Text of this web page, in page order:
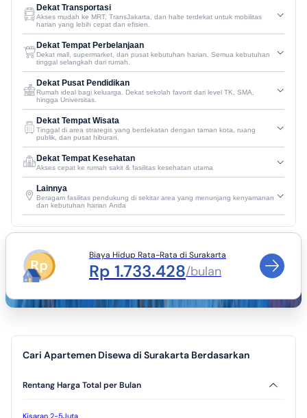
Dekat Transportasi
Akses mudah ke MRT, TransJakarta, dan halte terdekat untuk mobilitas
harian yang lebih cepat dan efisien.
Dekat Tempat Perbelanjaan
Dekat mall, supermarket, dan pusat kebutuhan harian. Semua kebutuhan
tinggal selangkah dari rumah.
Dekat Pusat Pendidikan
Rumah ideal bagi keluarga. Dekat sekolah favorit dari level TK, SMA,
hingga Universitas.
Dekat Tempat Wisata
Tinggal di area strategis yang berdekatan dengan taman kota, ruang
publik, dan pusat hiburan.
Dekat Tempat Kesehatan
Akses cepat ke rumah sakit & fasilitas kesehatan utama
Lainnya
Beragam fasilitas pendukung di sekitar area yang menunjang kenyamanan
dan kebutuhan harian Anda
Biaya Hidup Rata-Rata di Surakarta
Rp 1.733.428/bulan
Cari Apartemen Disewa di Surakarta Berdasarkan
Rentang Harga Total per Bulan
Kisaran 2-5Juta